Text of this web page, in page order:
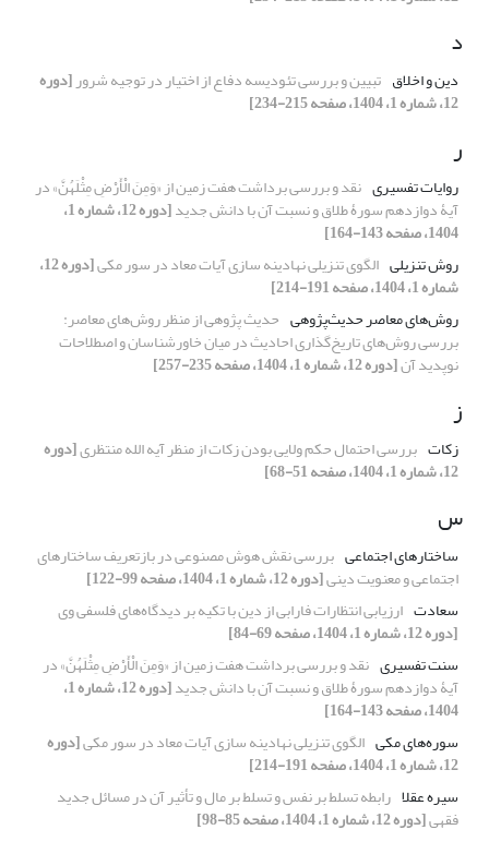
د
دین و اخلاق تبیین و بررسی تئودیسه‌ دفاع از اختیار در توجیه شرور[دوره
12، شماره 1، 1404، صفحه 215-234]
ر
روایات تفسیری نقد و بررسی برداشت هفت زمین از «وَمِنَ الْأَرْضِ مِثْلَهُنَّ» در
آیۀ دوازدهم سورۀ طلاق و نسبت آن با دانش جدید [دوره 12، شماره 1،
1404، صفحه 143-164]
روش تنزیلی الگوی تنزیلی نهادینه سازی آیات معاد در سور مکی [دوره 12،
شماره 1، 1404، صفحه 191-214]
روش‌های معاصر حدیث‌پژوهی حدیث پژوهی از منظر روش‌های معاصر:
بررسی روش‌های تاریخ‌گذاری احادیث در میان خاورشناسان و اصطلاحات
نوپدید آن[دوره 12، شماره 1، 1404، صفحه 235-257]
ز
زکات بررسی احتمال حکم ولایی بودن زکات از منظر آیه الله منتظری[دوره
12، شماره 1، 1404، صفحه 51-68]
س
ساختارهای اجتماعی بررسی نقش هوش مصنوعی در بازتعریف ساختارهای
اجتماعی و معنویت دینی[دوره 12، شماره 1، 1404، صفحه 99-122]
سعادت ارزیابی انتظارات فارابی از دین با تکیه بر دیدگاه‌های فلسفی وی
[دوره 12، شماره 1، 1404، صفحه 69-84]
سنت تفسیری نقد و بررسی برداشت هفت زمین از «وَمِنَ الْأَرْضِ مِثْلَهُنَّ» در
آیۀ دوازدهم سورۀ طلاق و نسبت آن با دانش جدید [دوره 12، شماره 1،
1404، صفحه 143-164]
سوره‌های مکی الگوی تنزیلی نهادینه سازی آیات معاد در سور مکی[دوره
12، شماره 1، 1404، صفحه 191-214]
سیره عقلا رابطه تسلط بر نفس و تسلط بر مال و تأثیر آن در مسائل جدید
فقهی[دوره 12، شماره 1، 1404، صفحه 85-98]